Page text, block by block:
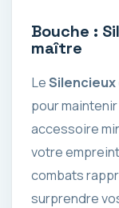
Bouche :
maître
Le
pour
accessoire
votre
combats
surprendre